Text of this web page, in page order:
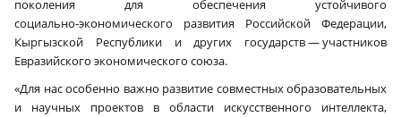
поколения для обеспечения устойчивого
социально‑экономического развития Российской Федерации,
Кыргызской Республики и других государств — участников
Евразийского экономического союза.
«Для нас особенно важно развитие совместных образовательных
и научных проектов в области искусственного интеллекта,